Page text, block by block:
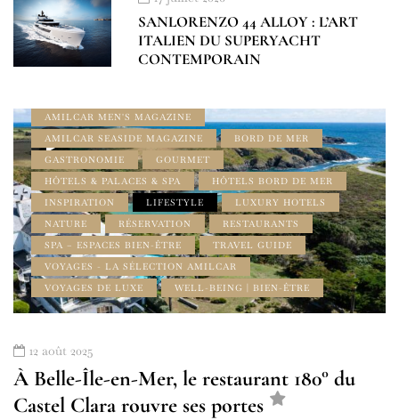
SANLORENZO 44 ALLOY : L’ART
ITALIEN DU SUPERYACHT
CONTEMPORAIN
À DÉCOUVRIR
ADDRESS BOOK - LE GUIDE AMILCAR
AMILCAR GOURMET MAGAZINE
AMILCAR MEN'S MAGAZINE
AMILCAR SEASIDE MAGAZINE
BORD DE MER
GASTRONOMIE
GOURMET
HÔTELS & PALACES & SPA
HÔTELS BORD DE MER
INSPIRATION
LIFESTYLE
LUXURY HOTELS
NATURE
RÉSERVATION
RESTAURANTS
SPA – ESPACES BIEN-ÊTRE
TRAVEL GUIDE
VOYAGES - LA SÉLECTION AMILCAR
VOYAGES DE LUXE
WELL-BEING | BIEN-ÊTRE
12 août 2025
À Belle-Île-en-Mer, le restaurant 180° du
Castel Clara rouvre ses portes